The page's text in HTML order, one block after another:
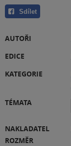
Sdílet
AUTOŘI
EDICE
KATEGORIE
TÉMATA
NAKLADATEL
ROZMĚR